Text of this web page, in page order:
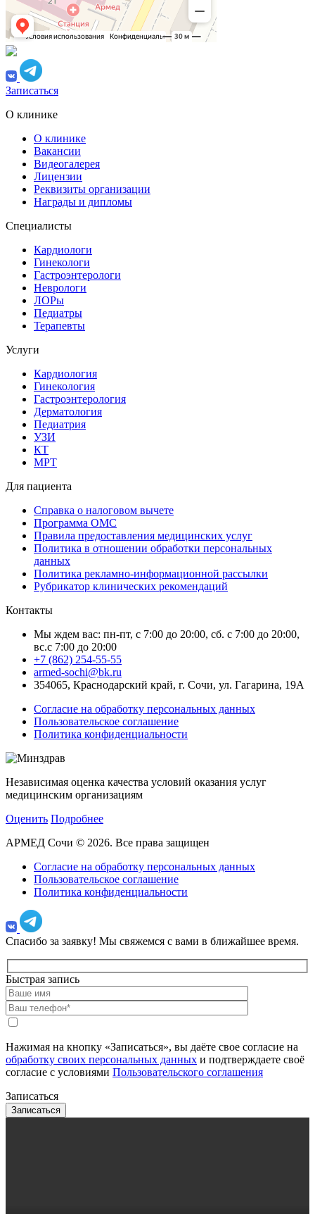
Записаться
О клинике
О клинике
Вакансии
Видеогалерея
Лицензии
Реквизиты организации
Награды и дипломы
Специалисты
Кардиологи
Гинекологи
Гастроэнтерологи
Неврологи
ЛОРы
Педиатры
Терапевты
Услуги
Кардиология
Гинекология
Гастроэнтерология
Дерматология
Педиатрия
УЗИ
КТ
МРТ
Для пациента
Справка о налоговом вычете
Программа ОМС
Правила предоставления медицинских услуг
Политика в отношении обработки персональных
данных
Политика рекламно-информационной рассылки
Рубрикатор клинических рекомендаций
Контакты
Мы ждем вас: пн-пт, с 7:00 до 20:00, сб. с 7:00 до 20:00,
вс.с 7:00 до 20:00
+7 (862) 254-55-55
armed-sochi@bk.ru
354065, Краснодарский край, г. Сочи, ул. Гагарина, 19А
Согласие на обработку персональных данных
Пользовательское соглашение
Политика конфиденциальности
Независимая оценка качества условий оказания услуг
медицинским организациям
Оценить Подробнее
АРМЕД Сочи © 2026. Все права защищен
Согласие на обработку персональных данных
Пользовательское соглашение
Политика конфиденциальности
Спасибо за заявку! Мы свяжемся с вами в ближайшее время.
Быстрая запись
Нажимая на кнопку «Записаться», вы даёте свое согласие на
обработку своих персональных данных и подтверждаете своё
согласие с условиями Пользовательского соглашения
Записаться